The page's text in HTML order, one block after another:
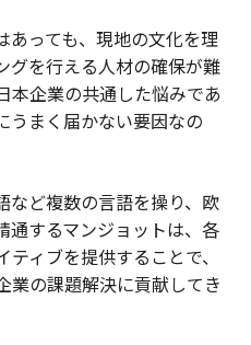
あっても、現地の文化を理
グを行える人材の確保が難
本企業の共通した悩みであ
うまく届かない要因なの
など複数の言語を操り、欧
通するマンジョットは、各
ィブを提供することで、
業の課題解決に貢献してき